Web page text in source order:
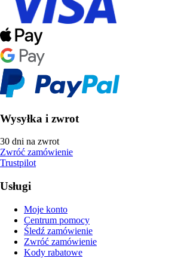
Wysyłka i zwrot
30 dni na zwrot
Zwróć zamówienie
Trustpilot
Usługi
Moje konto
Centrum pomocy
Śledź zamówienie
Zwróć zamówienie
Kody rabatowe